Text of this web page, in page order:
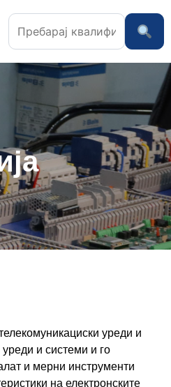
уреди и
и системи и го
и мерни инструменти
на електронските